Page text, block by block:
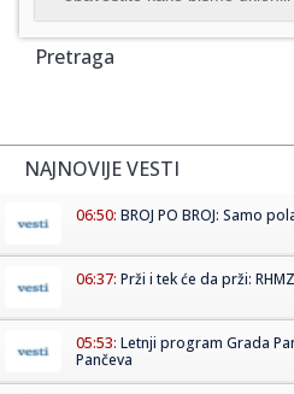
Pretraga
NAJNOVIJE VESTI
06:50: BROJ PO BROJ: Samo
06:37: Prži i tek će da prži:
05:53: Letnji program Grada
Pančeva